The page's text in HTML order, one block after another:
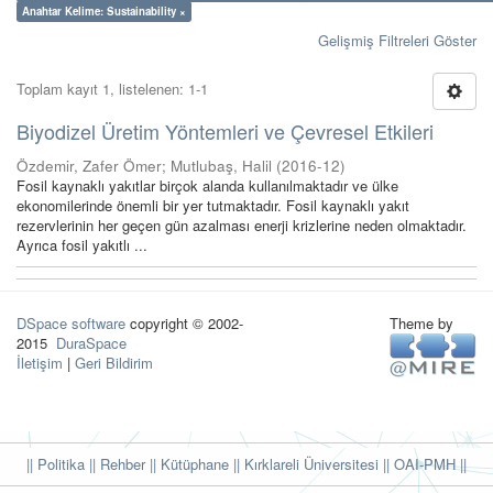
Anahtar Kelime: Sustainability ×
Gelişmiş Filtreleri Göster
Toplam kayıt 1, listelenen: 1-1
Biyodizel Üretim Yöntemleri ve Çevresel Etkileri
Özdemir, Zafer Ömer; Mutlubaş, Halil (2016-12)
Fosil kaynaklı yakıtlar birçok alanda kullanılmaktadır ve ülke
ekonomilerinde önemli bir yer tutmaktadır. Fosil kaynaklı yakıt
rezervlerinin her geçen gün azalması enerji krizlerine neden olmaktadır.
Ayrıca fosil yakıtlı ...
DSpace software copyright © 2002-
2015 DuraSpace
İletişim | Geri Bildirim
Theme by
|| Politika || Rehber|| Kütüphane || Kırklareli Üniversitesi || OAI-PMH ||